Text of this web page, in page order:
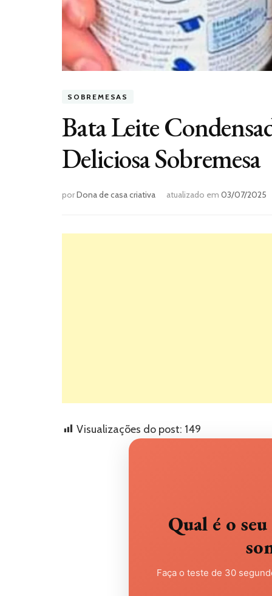
SOBREMESAS
Bata Leite
Deliciosa Sobremesa
porDona de casa criativa atualizado em 03/07/2025
Visualizações do post: 149
Qual é o
Faça o teste de 30